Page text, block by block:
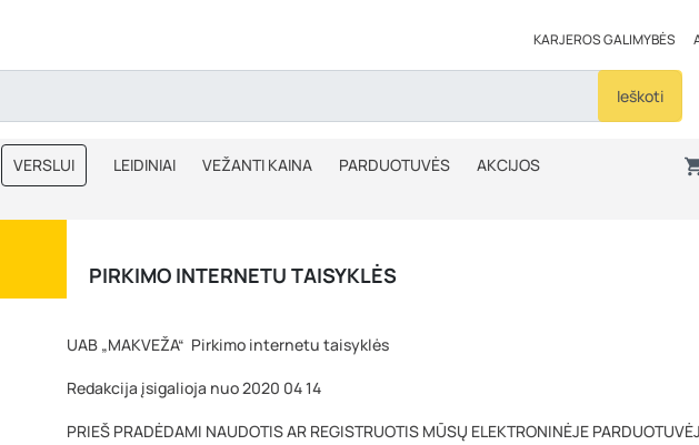
KARJEROS GALIMYBĖS
Ieškoti
VERSLUI LEIDINIAI VEŽANTI KAINA PARDUOTUVĖS AKCIJOS
MOKIBLOGAS
PIRKIMO INTERNETU TAISYKLĖS
UAB „MAKVEŽA“ Pirkimo internetu taisyklės
Redakcija įsigalioja nuo 2020 04 14
PRIEŠ PRADĖDAMI NAUDOTIS AR REGISTRUOTIS MŪSŲ ELEKTRONINĖJE